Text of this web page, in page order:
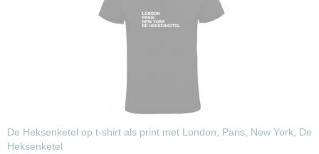
De Heksenketel op t-shirt als print met London, Paris, New York, De
Heksenketel